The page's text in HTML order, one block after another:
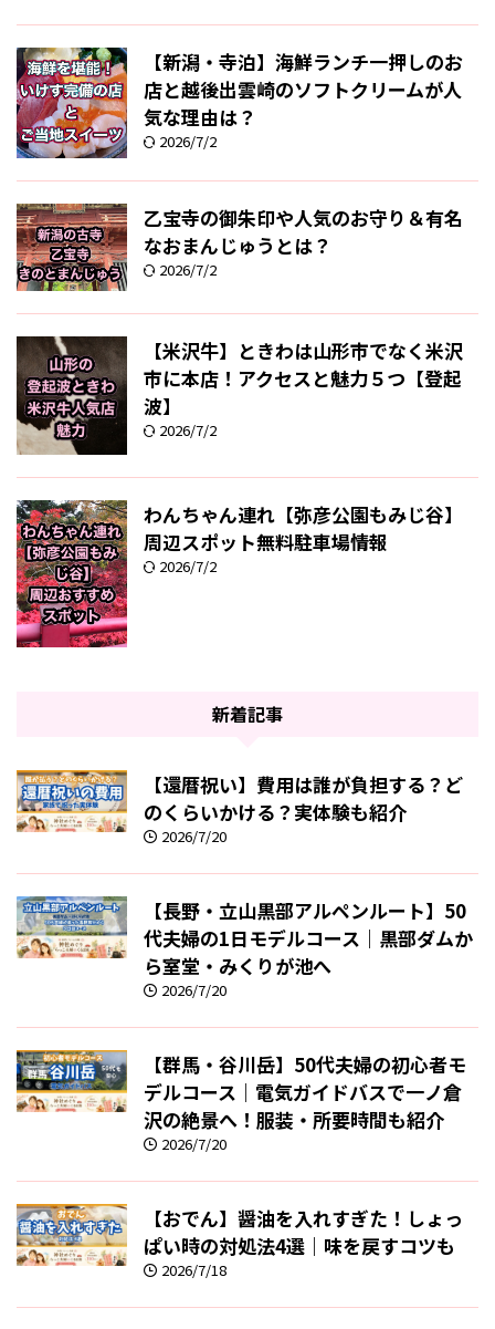
【新潟・寺泊】海鮮ランチ一押しのお
店と越後出雲崎のソフトクリームが人
気な理由は？
2026/7/2
乙宝寺の御朱印や人気のお守り＆有名
なおまんじゅうとは？
2026/7/2
【米沢牛】ときわは山形市でなく米沢
市に本店！アクセスと魅力５つ【登起
波】
2026/7/2
わんちゃん連れ【弥彦公園もみじ谷】
周辺スポット無料駐車場情報
2026/7/2
新着記事
【還暦祝い】費用は誰が負担する？ど
のくらいかける？実体験も紹介
2026/7/20
【長野・立山黒部アルペンルート】50
代夫婦の1日モデルコース｜黒部ダムか
ら室堂・みくりが池へ
2026/7/20
【群馬・谷川岳】50代夫婦の初心者モ
デルコース｜電気ガイドバスで一ノ倉
沢の絶景へ！服装・所要時間も紹介
2026/7/20
【おでん】醤油を入れすぎた！しょっ
ぱい時の対処法4選｜味を戻すコツも
2026/7/18